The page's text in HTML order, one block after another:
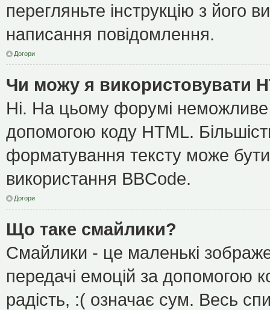
перегляньте інструкцію з його
написання повідомлення.
Догори
Чи можу я використовувати
Ні. На цьому форумі
допомогою коду HTML.
форматування тексту може
використання BBCode.
Догори
Що таке смайлики?
Смайлики - це маленькі
передачі емоцій за допомогою
радість, :( означає сум. Весь